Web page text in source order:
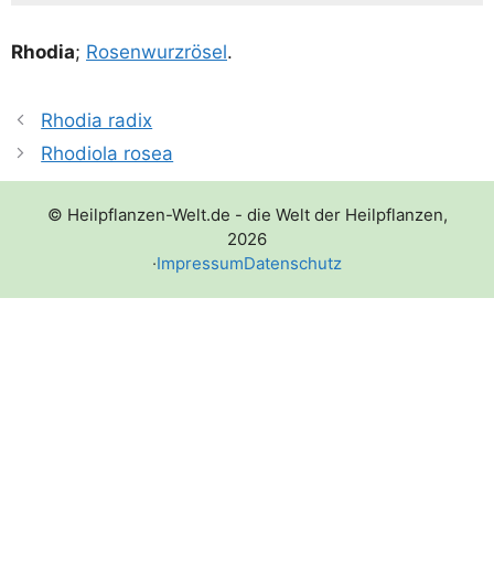
Rho­dia; Rosen­wurz­rö­sel.
Rhodia radix
Rhodiola rosea
© Heilpflanzen-Welt.de - die Welt der Heilpflanzen,
2026
·ImpressumDatenschutz